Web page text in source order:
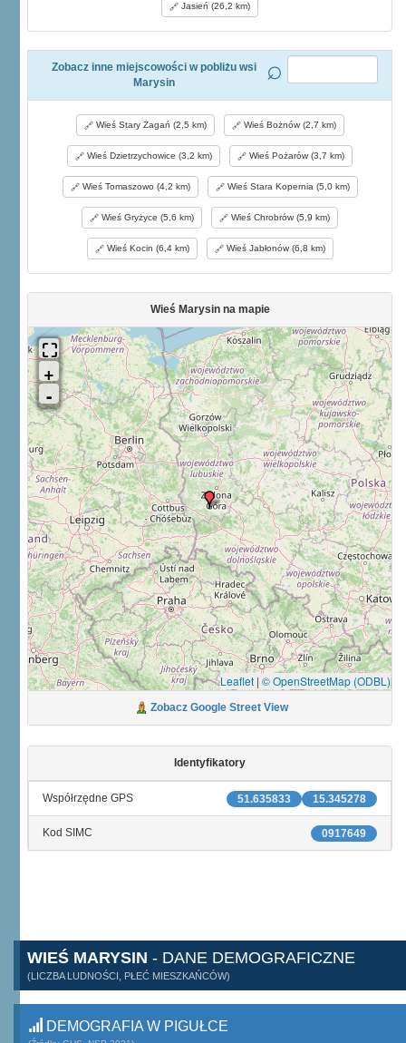
Jasień (26,2 km)
Zobacz inne miejscowości w pobliżu wsi
Marysin
Wieś Stary Żagań (2,5 km) Wieś Bożnów (2,7 km)
Wieś Dzietrzychowice (3,2 km) Wieś Pożarów (3,7 km)
Wieś Tomaszowo (4,2 km) Wieś Stara Kopernia (5,0 km)
Wieś Gryżyce (5,6 km) Wieś Chrobrów (5,9 km)
Wieś Kocin (6,4 km) Wieś Jabłonów (6,8 km)
Wieś Marysin na mapie
Leaflet | © OpenStreetMap (ODBL)
Zobacz Google Street View
Identyfikatory
15.345278
51.635833
Współrzędne GPS
0917649
Kod SIMC
WIEŚ MARYSIN - DANE DEMOGRAFICZNE
(LICZBA LUDNOŚCI, PŁEĆ MIESZKAŃCÓW)
DEMOGRAFIA W PIGUŁCE